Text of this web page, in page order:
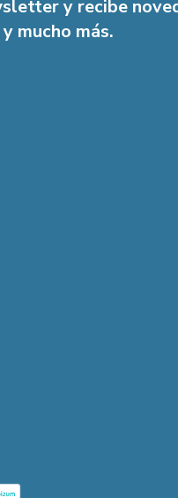
y recibe
mucho más.